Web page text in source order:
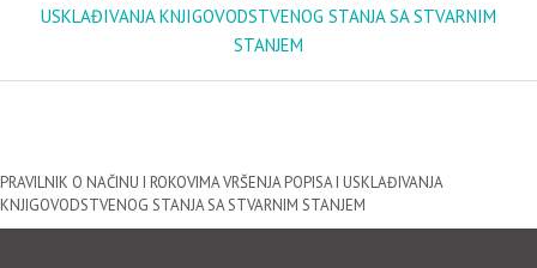
USKLAĐIVANJA KNJIGOVODSTVENOG STANJA SA STVARNIM
STANJEM
PRAVILNIK O NAČINU I ROKOVIMA VRŠENJA POPISA I USKLAĐIVANJA
KNJIGOVODSTVENOG STANJA SA STVARNIM STANJEM